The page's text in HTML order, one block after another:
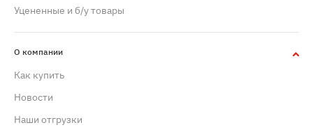
Уцененные и б/у товары
О компании
Как купить
Новости
Наши отгрузки